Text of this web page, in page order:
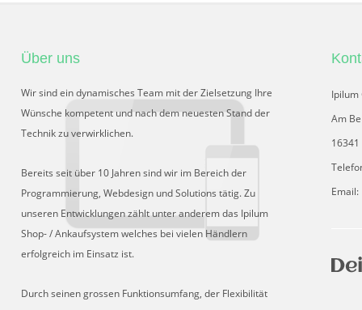
Über uns
Wir sind ein dynamisches Team mit der Zielsetzung Ihre
Wünsche kompetent und nach dem neuesten Stand der
Technik zu verwirklichen.
Bereits seit über 10 Jahren sind wir im Bereich der
Programmierung, Webdesign und Solutions tätig. Zu
unseren Entwicklungen zählt unter anderem das Ipilum
Shop- / Ankaufsystem welches bei vielen Händlern
erfolgreich im Einsatz ist.
Durch seinen grossen Funktionsumfang, der Flexibilität
Ipilum
Am